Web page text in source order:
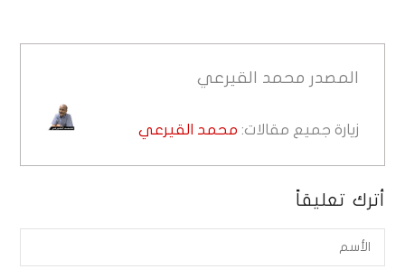
المصدر محمد القيرعي
زيارة جميع مقالات: محمد القيرعي
أترك تعليقاً